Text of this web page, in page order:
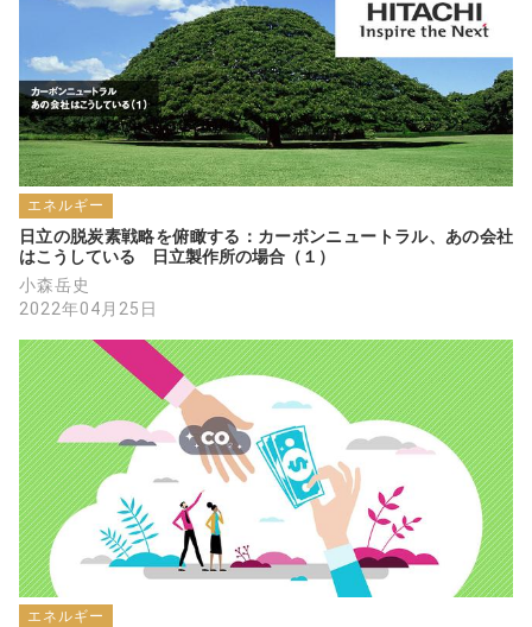
エネルギー
日立の脱炭素戦略を俯瞰する：カーボンニュートラル、あの会社
はこうしている　日立製作所の場合（１）
小森岳史
2022年04月25日
エネルギー